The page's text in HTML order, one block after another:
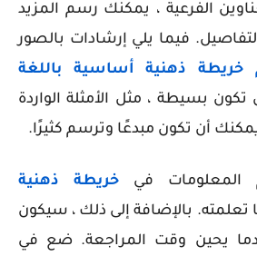
الفرعية ، يمكنك رسم المزيد
فيما يلي إرشادات بالصور
خريطة ذهنية أساسية باللغة
بسيطة ، مثل الأمثلة الواردة
يمكنك أن تكون مبدعًا وترسم كثيرًا.
المعلومات في خريطة ذهنية
تعلمته. بالإضافة إلى ذلك ، سيكون
يحين وقت المراجعة. ضع في